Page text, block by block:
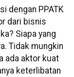
dengan PPATK
dari bisnis
Siapa yang
Tidak mungkin
ada aktor kuat
keterlibatan